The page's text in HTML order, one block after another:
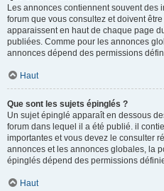
Les annonces contiennent souvent des
forum que vous consultez et doivent
apparaissent en haut de chaque page
publiées. Comme pour les annonces
annonces dépend des permissions
Haut
Que sont les sujets épinglés ?
Un sujet épinglé apparaît en dessous
forum dans lequel il a été publié. il
importantes et vous devez le consulter
annonces et les annonces globales, la
épinglés dépend des permissions
Haut